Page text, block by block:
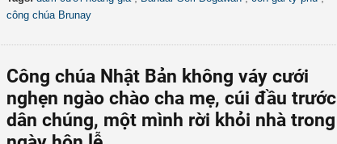
công chúa Brunay
Công chúa Nhật Bản không váy cưới
nghẹn ngào chào cha mẹ, cúi đầu trước
dân chúng, một mình rời khỏi nhà trong